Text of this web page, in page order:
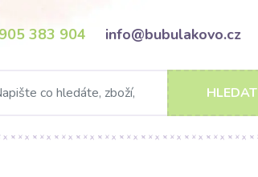
383 904 info@bubulakovo.cz
HLEDAT